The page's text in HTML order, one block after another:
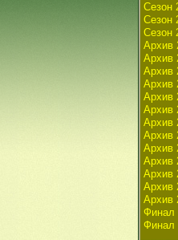
Сезон
Сезон
Сезон
Архив
Архив
Архив
Архив
Архив
Архив
Архив
Архив
Архив
Архив
Архив
Архив
Архив
Финал
Финал